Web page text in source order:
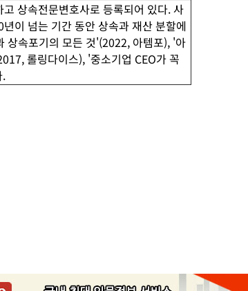
상속전문변호사로 등록되어 있다. 사
이 넘는 기간 동안 상속과 재산 분할에
상속포기의 모든 것'(2022, 아템포), '아
롤링다이스), '중소기업 CEO가 꼭
.